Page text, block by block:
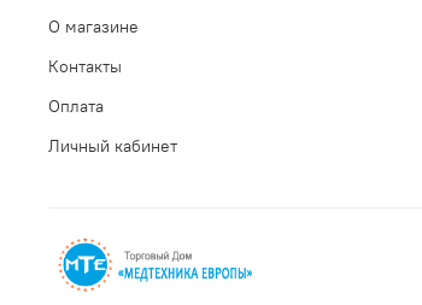
О магазине
Контакты
Оплата
Личный кабинет